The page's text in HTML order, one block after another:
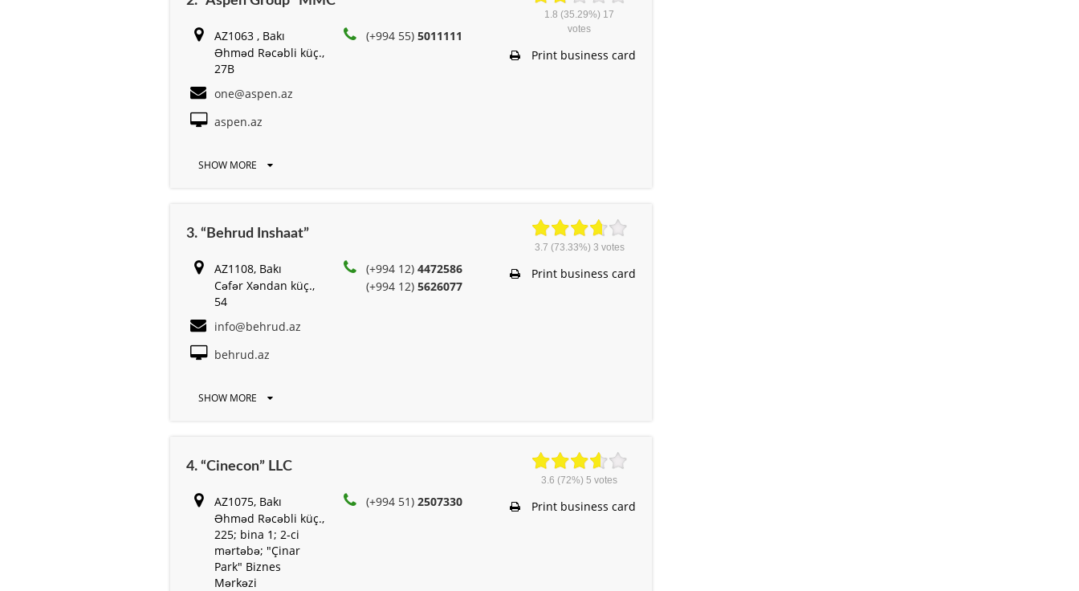
AZ1063 , Bakı
Əhməd Rəcəbli küç.,
27B
(+994 55)5011111
one@aspen.az
aspen.az
SHOW MORE
1.8 (35.29%) 17
votes
Print business card
3. “Behrud Inshaat”
AZ1108, Bakı
Cəfər Xəndan küç.,
54
(+994 12)4472586
(+994 12)5626077
info@behrud.az
behrud.az
SHOW MORE
3.7 (73.33%) 3 votes
Print business card
4. “Cinecon” LLC
AZ1075, Bakı
Əhməd Rəcəbli küç.,
225; bina 1; 2-ci
mərtəbə; "Çinar
Park" Biznes
Mərkəzi
(+994 51)2507330
3.6 (72%)5 votes
Print business card